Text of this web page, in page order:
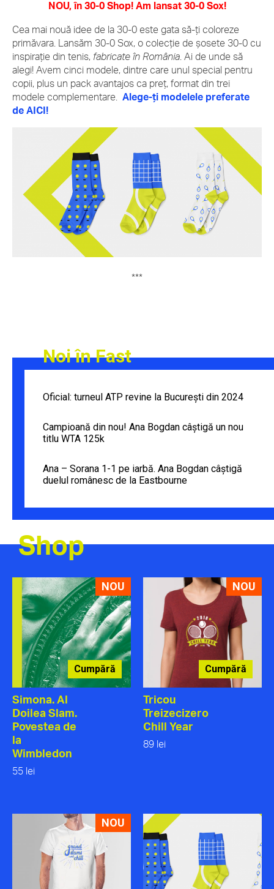
NOU, în 30-0 Shop! Am lansat 30-0 Sox!
Cea mai nouă idee de la 30-0 este gata să-ți coloreze
primăvara. Lansăm 30-0 Sox, o colecție de șosete 30-0 cu
inspirație din tenis, fabricate în România. Ai de unde să
alegi! Avem cinci modele, dintre care unul special pentru
copii, plus un pack avantajos ca preț, format din trei
modele complementare. Alege-ți modelele preferate
de AICI!
***
Noi în Fast
Oficial: turneul ATP revine la București din 2024
Campioană din nou! Ana Bogdan câștigă un nou
titlu WTA 125k
Ana – Sorana 1-1 pe iarbă. Ana Bogdan câștigă
duelul românesc de la Eastbourne
Shop
NOU
Cumpără
Simona. Al
Doilea Slam.
Povestea de
la
Wimbledon
55 lei
NOU
Cumpără
Tricou
Treizecizero
Chill Year
89 lei
NOU